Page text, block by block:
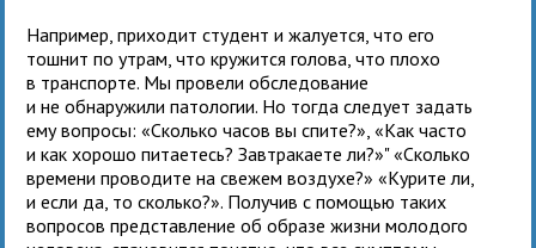
Например, приходит студент и жалуется, что его
тошнит по утрам, что кружится голова, что плохо
в транспорте. Мы провели обследование
и не обнаружили патологии. Но тогда следует задать
ему вопросы: «Сколько часов вы спите?», «Как часто
и как хорошо питаетесь? Завтракаете ли?»" «Сколько
времени проводите на свежем воздухе?» «Курите ли,
и если да, то сколько?». Получив с помощью таких
вопросов представление об образе жизни молодого